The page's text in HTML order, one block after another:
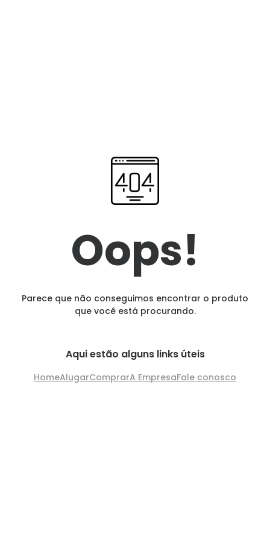
Oops!
Parece que não conseguimos encontrar o produto
que você está procurando.
Aqui estão alguns links úteis
HomeAlugarComprarA EmpresaFale conosco